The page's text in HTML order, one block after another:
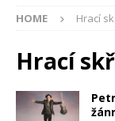
HOME Hrací
Hrací